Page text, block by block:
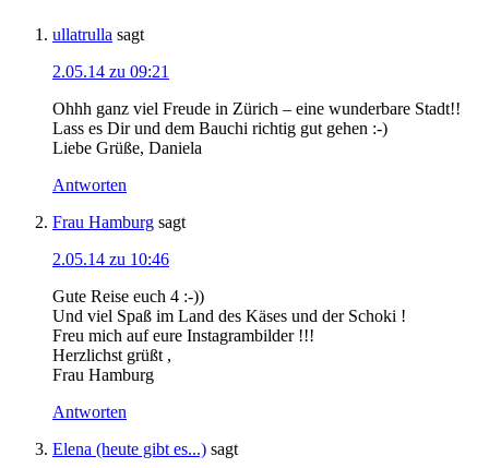
ullatrulla sagt
2.05.14 zu 09:21
Ohhh ganz viel Freude in Zürich – eine wunderbare Stadt!!
Lass es Dir und dem Bauchi richtig gut gehen :-)
Liebe Grüße, Daniela
Antworten
Frau Hamburg sagt
2.05.14 zu 10:46
Gute Reise euch 4 :-))
Und viel Spaß im Land des Käses und der Schoki !
Freu mich auf eure Instagrambilder !!!
Herzlichst grüßt ,
Frau Hamburg
Antworten
Elena (heute gibt es...) sagt